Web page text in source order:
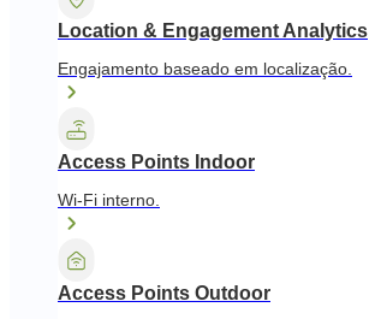
Location & Engagement Analytics
Engajamento baseado em localização.
Access Points Indoor
Wi-Fi interno.
Access Points Outdoor